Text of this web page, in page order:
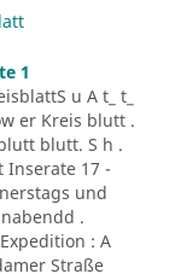
1
u A t_ t_
er Kreis blutt .
blutt. S h .
Inserate 17 -
und
.
: A
Straße